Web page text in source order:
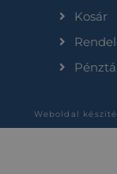
Kosár
Weboldal